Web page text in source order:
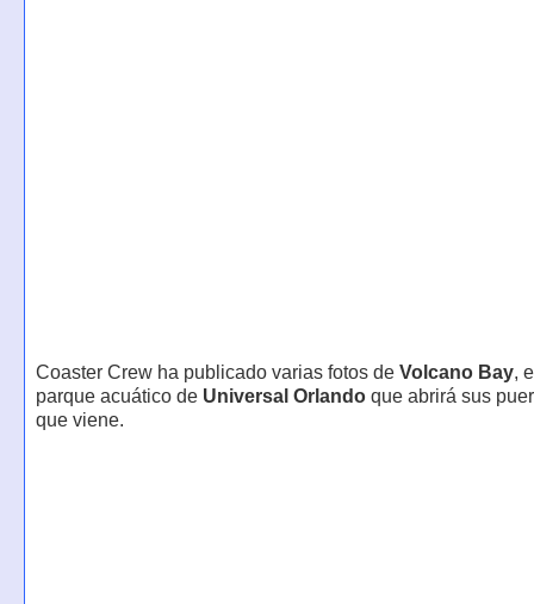
Coaster Crew ha publicado varias fotos de Volcano Bay,
parque acuático de Universal Orlandoque abrirá sus
que viene.